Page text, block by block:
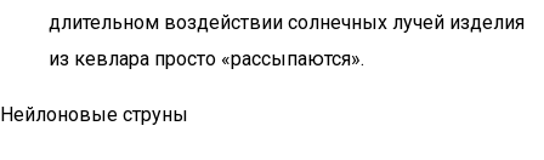
длительном воздействии солнечных лучей изделия
из кевлара просто «рассыпаются».
Нейлоновые струны